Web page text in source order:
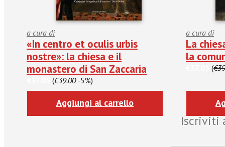
a cura di
«In centro et oculis urbis
nostre»: la chiesa e il
monastero di San Zaccaria
(€39.00-5%)
Aggiungi al carrello
a cura di
La
la
(
Iscriviti